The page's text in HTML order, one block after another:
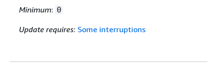
Minimum: 0
Update requires: Some interruptions